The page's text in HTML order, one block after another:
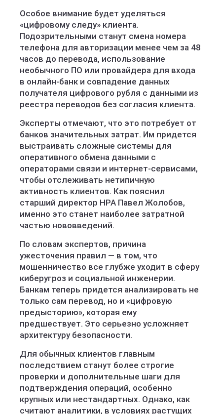
Особое внимание будет уделяться
«цифровому следу» клиента.
Подозрительными станут смена номера
телефона для авторизации менее чем за 48
часов до перевода, использование
необычного ПО или провайдера для входа
в онлайн-банк и совпадение данных
получателя цифрового рубля с данными из
реестра переводов без согласия клиента.
Эксперты отмечают, что это потребует от
банков значительных затрат. Им придется
выстраивать сложные системы для
оперативного обмена данными с
операторами связи и интернет-сервисами,
чтобы отслеживать нетипичную
активность клиентов. Как пояснил
старший директор НРА Павел Жолобов,
именно это станет наиболее затратной
частью нововведений.
По словам экспертов, причина
ужесточения правил — в том, что
мошенничество все глубже уходит в сферу
киберугроз и социальной инженерии.
Банкам теперь придется анализировать не
только сам перевод, но и «цифровую
предысторию», которая ему
предшествует. Это серьезно усложняет
архитектуру безопасности.
Для обычных клиентов главным
последствием станут более строгие
проверки и дополнительные шаги для
подтверждения операций, особенно
крупных или нестандартных. Однако, как
считают аналитики, в условиях растущих